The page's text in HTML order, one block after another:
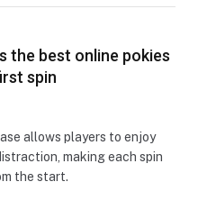
the best online pokies
spin
allows players to enjoy
making each spin
the start.